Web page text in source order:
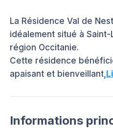
La Résidence Val de
idéalement situé à
région Occitanie.
Cette résidence
apaisant et bienveillant,
Informations